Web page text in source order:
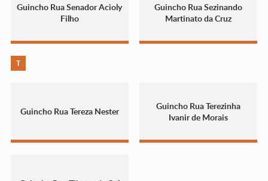
Guincho Rua Senador Acioly
Filho
Guincho Rua Sezinando
Martinato da Cruz
T
Guincho Rua Tereza Nester
Guincho Rua Terezinha
Ivanir de Morais